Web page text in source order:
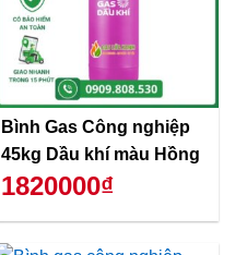
Bình Gas Công nghiệp
45kg Dầu khí màu Hồng
1820000₫